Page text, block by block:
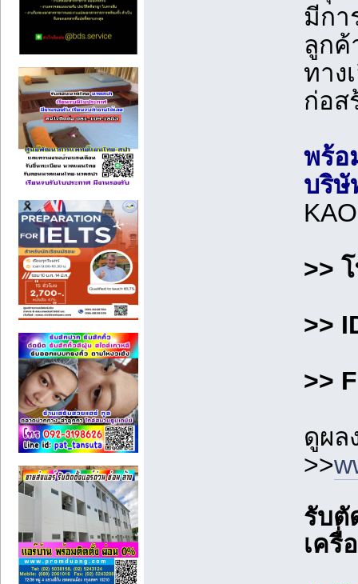
มีกา
ลูกค้
ทาง
ก่อส
พร้อ
บริษั
>>
>>
>>
ดูผล
>>
รับตั
เครื่